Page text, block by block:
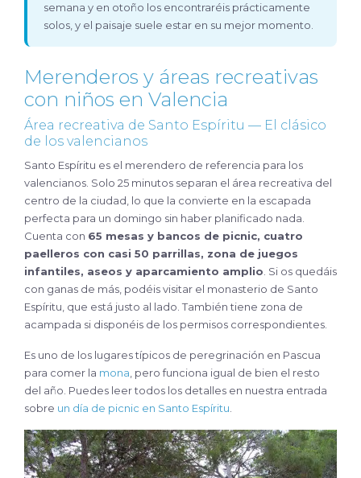
semana y en otoño los encontraréis prácticamente
solos, y el paisaje suele estar en su mejor momento.
Merenderos y áreas recreativas
con niños en Valencia
Área recreativa de Santo Espíritu — El clásico
de los valencianos
Santo Espíritu es el merendero de referencia para los
valencianos. Solo 25 minutos separan el área recreativa del
centro de la ciudad, lo que la convierte en la escapada
perfecta para un domingo sin haber planificado nada.
Cuenta con 65 mesas y bancos de picnic, cuatro
paelleros con casi 50 parrillas, zona de juegos
infantiles, aseos y aparcamiento amplio. Si os quedáis
con ganas de más, podéis visitar el monasterio de Santo
Espíritu, que está justo al lado. También tiene zona de
acampada si disponéis de los permisos correspondientes.
Es uno de los lugares típicos de peregrinación en Pascua
para comer la mona, pero funciona igual de bien el resto
del año. Puedes leer todos los detalles en nuestra entrada
sobre un día de picnic en Santo Espíritu.